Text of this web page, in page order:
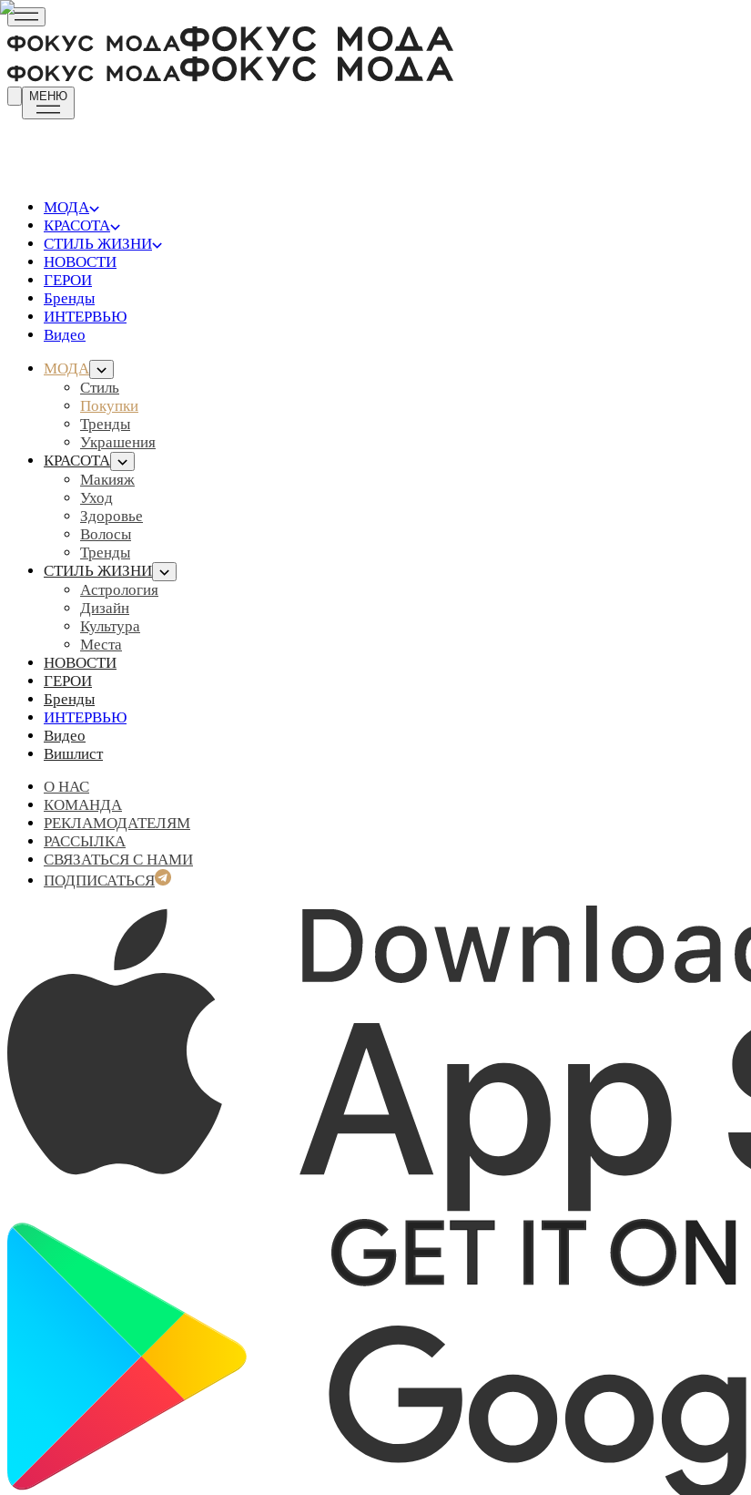
МЕНЮ
МОДА
КРАСОТА
СТИЛЬ ЖИЗНИ
НОВОСТИ
ГЕРОИ
Бренды
ИНТЕРВЬЮ
Видео
МОДА
Стиль
Покупки
Тренды
Украшения
КРАСОТА
Макияж
Уход
Здоровье
Волосы
Тренды
СТИЛЬ ЖИЗНИ
Астрология
Дизайн
Культура
Места
НОВОСТИ
ГЕРОИ
Бренды
ИНТЕРВЬЮ
Видео
Вишлист
О НАС
КОМАНДА
РЕКЛАМОДАТЕЛЯМ
РАССЫЛКА
СВЯЗАТЬСЯ С НАМИ
ПОДПИСАТЬСЯ